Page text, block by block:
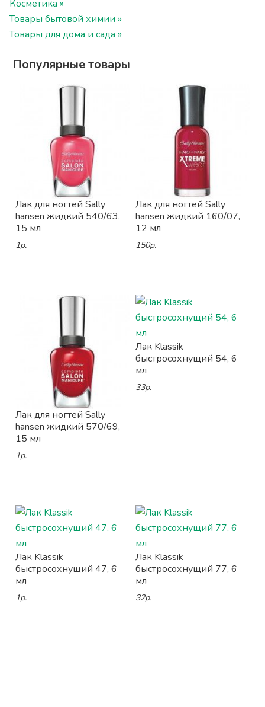
Косметика »
Товары бытовой химии »
Товары для дома и сада »
Популярные товары
Лак для ногтей Sally
hansen жидкий 540/63,
15 мл
1р.
Лак для ногтей Sally
hansen жидкий 160/07,
12 мл
150р.
Лак для ногтей Sally
hansen жидкий 570/69,
15 мл
1р.
Лак Klassik
быстросохнущий 54, 6
мл
33р.
Лак Klassik
быстросохнущий 47, 6
мл
1р.
Лак Klassik
быстросохнущий 77, 6
мл
32р.